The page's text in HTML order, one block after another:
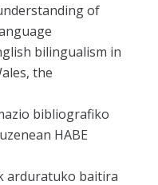
of
bilingualism in
the
bibliografiko
HABE
arduratuko baitira